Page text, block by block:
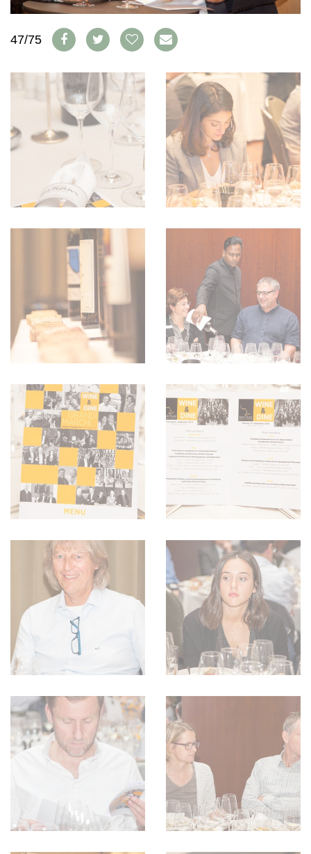
ABO
AUSGABE
ARCHIV
BÜCHER
WEINSZENE
VINOPHILES
ANMELDEN
GEWINNSPIELE
VORTEILSWELT
TRINKREIFETABELLE
ABO
WEINSUCHE
NEWSLETTER
WINE TRADE CLUB
REDAKTION
AGB & DATENSCHUTZ
FAQ
47/75